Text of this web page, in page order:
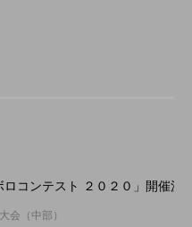
ロコンテスト ２０２０」開催
大会（中部）